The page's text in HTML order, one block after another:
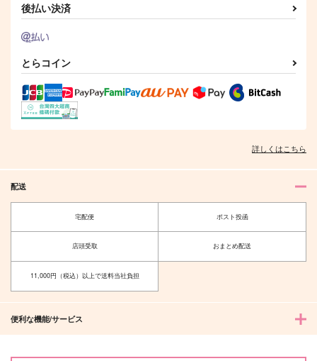
後払い決済
とらコイン
詳しくはこちら
配送
宅配便 ポスト投函
店頭受取 おまとめ配送
11,000円（税込）以上で送料当社負担
便利な機能/サービス